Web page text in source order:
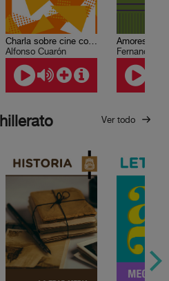
Charla sobre cine con Alfonso Cuarón
Alfonso Cuarón
Fernando
Ver todo